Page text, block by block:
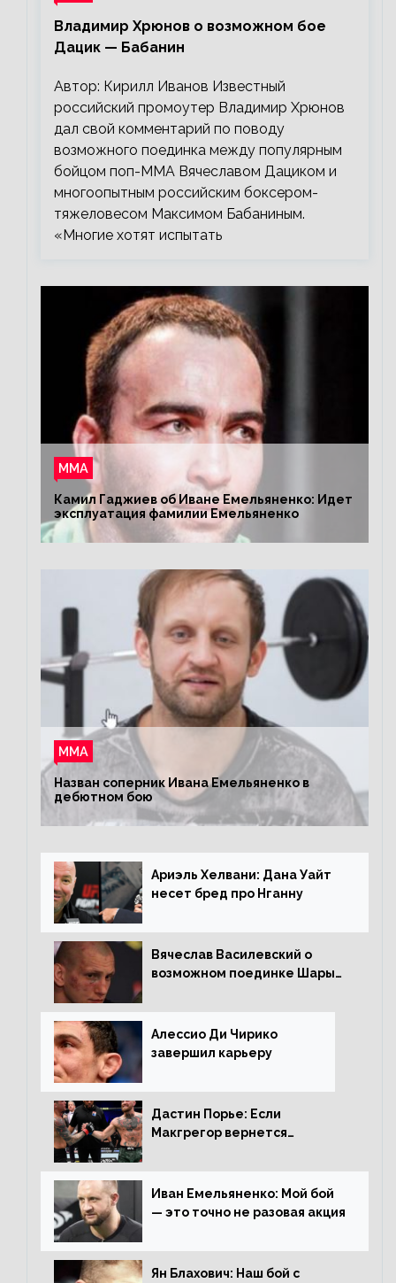
Владимир Хрюнов о возможном бое
Дацик — Бабанин
Автор: Кирилл Иванов Известный
российский промоутер Владимир Хрюнов
дал свой комментарий по поводу
возможного поединка между популярным
бойцом поп-ММА Вячеславом Дациком и
многоопытным российским боксером-
тяжеловесом Максимом Бабаниным.
«Многие хотят испытать
ММА
Камил Гаджиев об Иване Емельяненко: Идет
эксплуатация фамилии Емельяненко
ММА
Назван соперник Ивана Емельяненко в
дебютном бою
Ариэль Хелвани: Дана Уайт
несет бред про Нганну
Вячеслав Василевский о
возможном поединке Шары
Копыловым
Алессио Ди Чирико
завершил карьеру
Дастин Порье: Если
Макгрегор вернется
раунда на Чендлера
Иван Емельяненко: Мой бой
— это точно не разовая акция
Ян Блахович: Наш бой с